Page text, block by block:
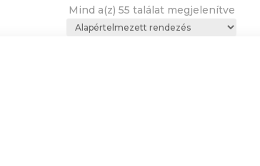
Mind a(z) 55 találat megjelenítve